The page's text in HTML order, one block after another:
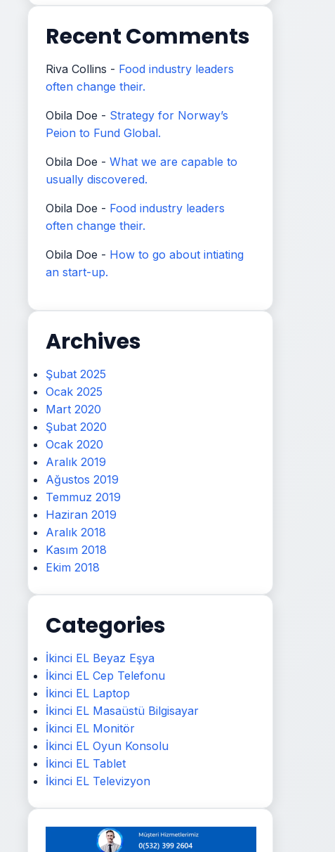
Recent Comments
Riva Collins - Food industry leaders
often change their.
Obila Doe - Strategy for Norway’s
Peion to Fund Global.
Obila Doe - What we are capable to
usually discovered.
Obila Doe - Food industry leaders
often change their.
Obila Doe - How to go about intiating
an start-up.
Archives
Şubat 2025
Ocak 2025
Mart 2020
Şubat 2020
Ocak 2020
Aralık 2019
Ağustos 2019
Temmuz 2019
Haziran 2019
Aralık 2018
Kasım 2018
Ekim 2018
Categories
İkinci EL Beyaz Eşya
İkinci EL Cep Telefonu
İkinci EL Laptop
İkinci EL Masaüstü Bilgisayar
İkinci EL Monitör
İkinci EL Oyun Konsolu
İkinci EL Tablet
İkinci EL Televizyon